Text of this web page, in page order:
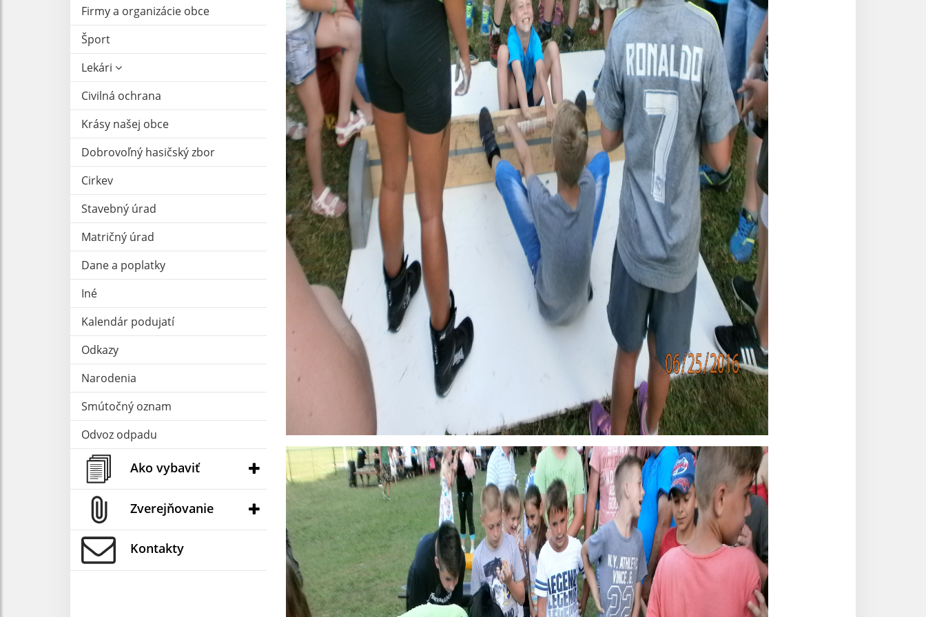
Firmy a organizácie obce
Šport
Lekári
Civilná ochrana
Krásy našej obce
Dobrovoľný hasičský zbor
Cirkev
Stavebný úrad
Matričný úrad
Dane a poplatky
Iné
Kalendár podujatí
Odkazy
Narodenia
Smútočný oznam
Odvoz odpadu
Ako vybaviť
Zverejňovanie
Kontakty